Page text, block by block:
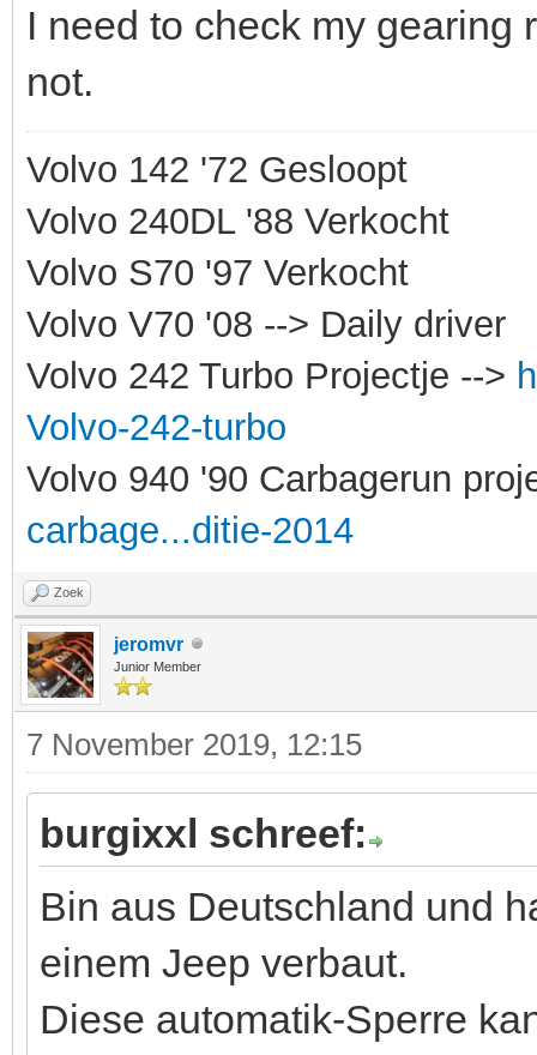
I need to check my gearing
not.
Volvo 142 '72 Gesloopt
Volvo 240DL '88 Verkocht
Volvo S70 '97 Verkocht
Volvo V70 '08 --> Daily driver
Volvo 242 Turbo Projectje -->
Volvo-242-turbo
Volvo 940 '90 Carbagerun
carbage...ditie-2014
Zoek
jeromvr
Junior Member
7 November 2019, 12:15
burgixxl schreef:
Bin aus Deutschland und
einem Jeep verbaut.
Diese automatik-Sperre